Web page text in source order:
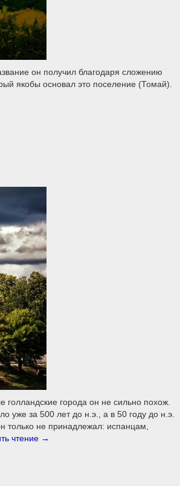
он получил благодаря сложению
якобы основал это поселение (Томай).
города он не сильно похож.
уже за 500 лет до н.э., а в 50 году до н.э.
только не принадлежал: испанцам,
чтение →